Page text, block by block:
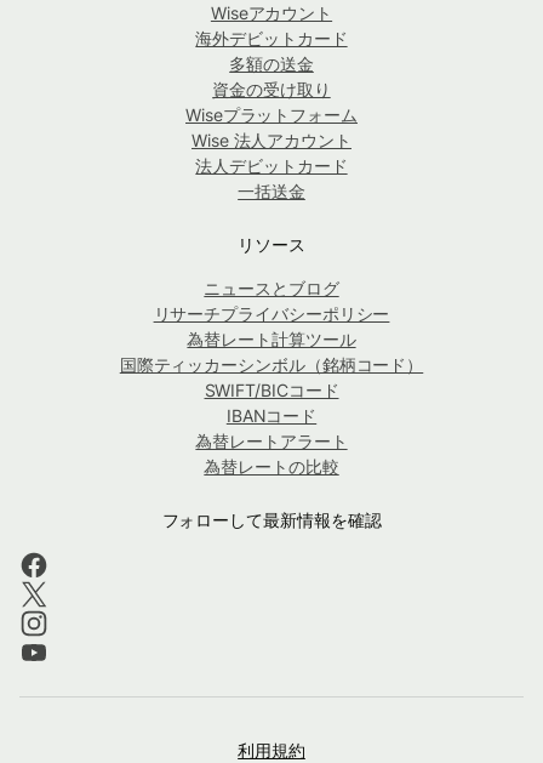
Wiseアカウント
海外デビットカード
多額の送金
資金の受け取り
Wiseプラットフォーム
Wise 法人アカウント
法人デビットカード
一括送金
リソース
ニュースとブログ
リサーチプライバシーポリシー
為替レート計算ツール
国際ティッカーシンボル（銘柄コード）
SWIFT/BICコード
IBANコード
為替レートアラート
為替レートの比較
フォローして最新情報を確認
利用規約